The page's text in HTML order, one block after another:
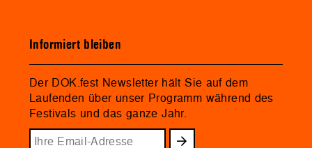
Informiert bleiben
Der DOK.fest Newsletter hält Sie auf dem
Laufenden über unser Programm während des
Festivals und das ganze Jahr.